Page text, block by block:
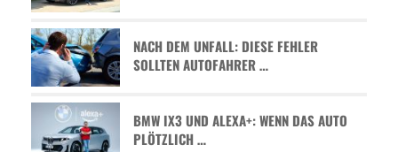
NACH DEM UNFALL: DIESE FEHLER
SOLLTEN AUTOFAHRER …
BMW IX3 UND ALEXA+: WENN DAS AUTO
PLÖTZLICH …